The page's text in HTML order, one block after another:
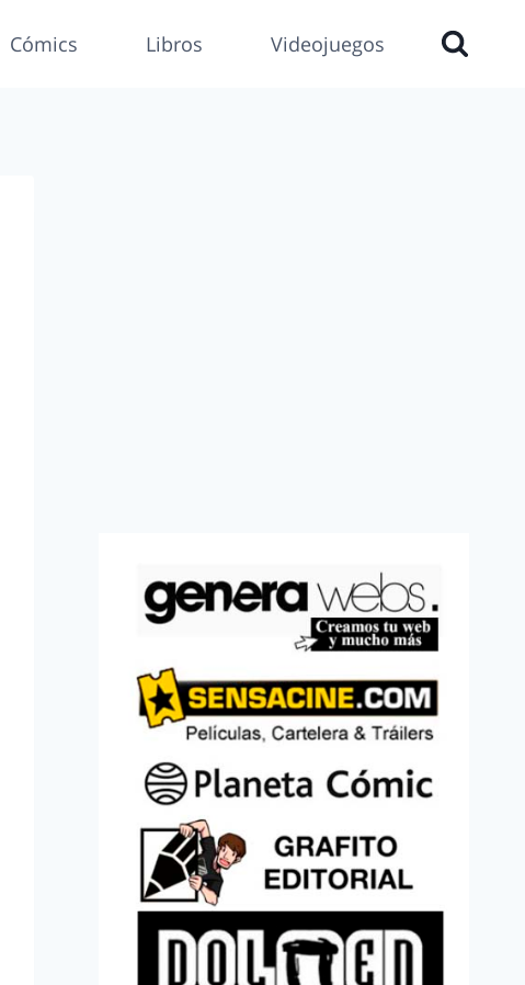
Cómics Libros Videojuegos